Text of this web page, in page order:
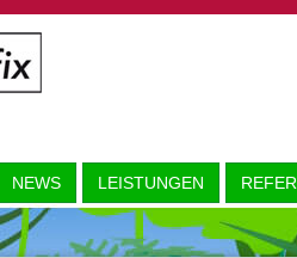
NEWS LEISTUNGEN